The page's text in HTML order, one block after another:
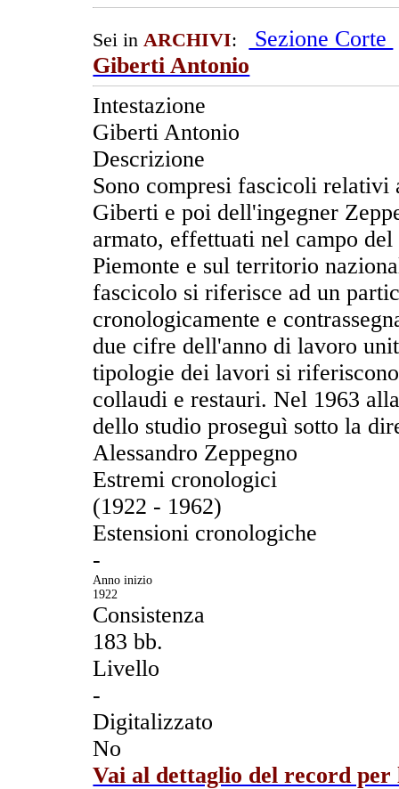
Sei inARCHIVI: Sezione Corte
Giberti Antonio
Intestazione
Giberti Antonio
Descrizione
Sono compresi fascicoli
Giberti e poi dell'ingegner
armato, effettuati nel campo
Piemonte e sul territorio
fascicolo si riferisce ad un
cronologicamente e
due cifre dell'anno di lavoro
tipologie dei lavori si
collaudi e restauri. Nel 1963
dello studio proseguì sotto la
Alessandro Zeppegno
Estremi cronologici
(1922 - 1962)
Estensioni cronologiche
-
Anno inizio
1922
Consistenza
183 bb.
Livello
-
Digitalizzato
No
Vai al dettaglio del record per